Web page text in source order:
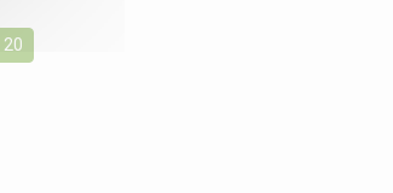
20